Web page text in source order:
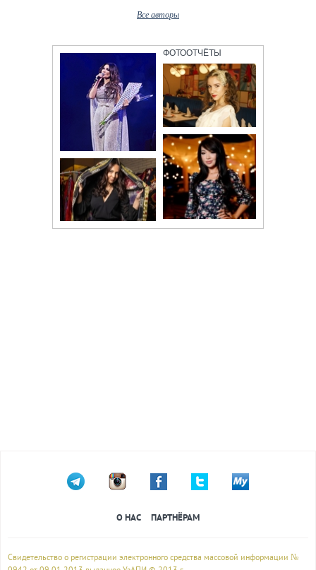
Все авторы
ФОТООТЧЁТЫ
О НАС ПАРТНЁРАМ
Свидетельство о регистрации электронного средства массовой информации №